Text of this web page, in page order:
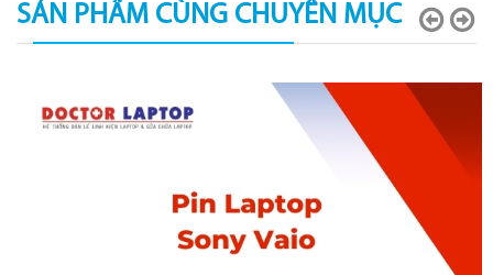
SẢN PHẨM CÙNG CHUYÊN MỤC